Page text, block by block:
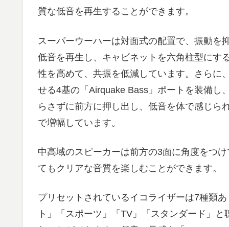
質な低音を再生することができます。
スーパーウーハーは対面式の配置で、振動を
低音を再生し、キャビネットを六角柱型にす
性を高めて、共振を低減しています。さらに
せる4基の「Airquake Bass」ポートを装備し
らさずに前方に押し出し、低音を体で感じら
で増幅しています。
中高域のスピーカーは前方の3面に角度をつ
てもクリアな音質を楽しむことができます。
プリセットされているイコライザーは7種類
ト」「スポーツ」「TV」「スタンダード」